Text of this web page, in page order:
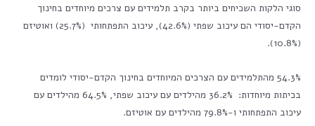
סוגי הלקות השכיחים ביותר בקרב תלמידים עם צרכים מיוחדים בחינוך
הקדם-יסודי הם עיכוב שפתי (42.6%), עיכוב התפתחותי (25.7%) ואוטיזם
(10.8%).
54.3% מהתלמידים עם הצרכים המיוחדים בחינוך הקדם-יסודי לומדים
בכיתות מיוחדות: 36.2% מהילדים עם עיכוב שפתי, 64.5% מהילדים עם
עיכוב התפתחותי ו-79.8% מהילדים עם אוטיזם.